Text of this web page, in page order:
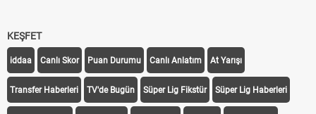
KEŞFET
iddaa Canlı Skor Puan Durumu Canlı Anlatım At Yarışı
Transfer Haberleri TV'de Bugün Süper Lig Fikstür Süper Lig Haberleri